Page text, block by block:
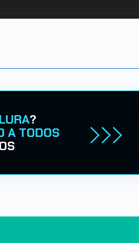
?
A TODOS